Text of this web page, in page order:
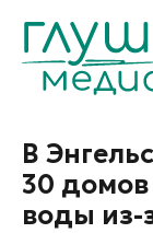
В
30 домов
воды из-